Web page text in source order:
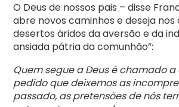
O Deus de nossos pais – disse
abre novos caminhos e deseja nos
desertos áridos da aversão e da
ansiada pátria da comunhão”:
Quem segue a Deus é chamado a
pedido que deixemos as
passado, as pretensões de nós